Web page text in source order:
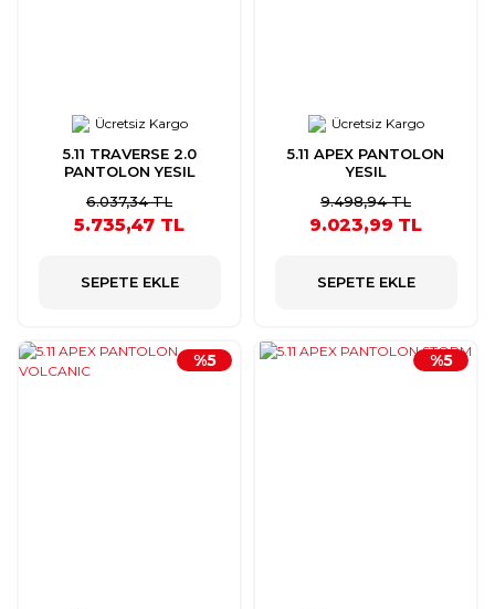
Ücretsiz Kargo
5.11 TRAVERSE 2.0
PANTOLON YESIL
6.037,34 TL
5.735,47 TL
SEPETE EKLE
Ücretsiz Kargo
5.11 APEX PANTOLON
YESIL
9.498,94 TL
9.023,99 TL
SEPETE EKLE
%5 %5